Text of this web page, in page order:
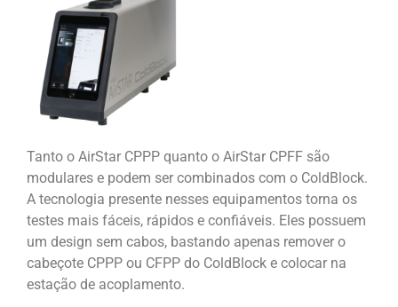
Tanto o AirStar CPPP quanto o AirStar CPFF são
modulares e podem ser combinados com o ColdBlock.
A tecnologia presente nesses equipamentos torna os
testes mais fáceis, rápidos e confiáveis. Eles possuem
um design sem cabos, bastando apenas remover o
cabeçote CPPP ou CFPP do ColdBlock e colocar na
estação de acoplamento.